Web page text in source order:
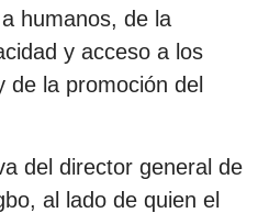
humanos, de la
y acceso a los
de la promoción del
del director general de
al lado de quien el